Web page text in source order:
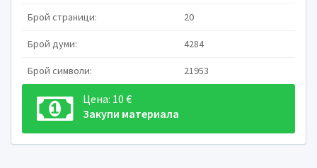
възпитание на децата, домашно стопанство,
и количеството на този труд и доходите и
За да бъде оценена и измерена
достигането на равни възможности на
се отчита обема и структурата на
тяхното участие в платения и неплатения труд.
как общото време за труд (платен и
Брой страници: 20
Брой думи: 4284
Брой символи: 21953
Цена: 10 €
Закупи материала